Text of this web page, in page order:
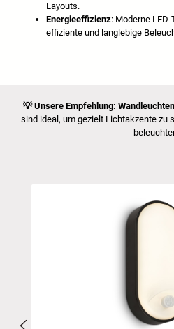
Layouts.
Energieeffizienz: Moderne
effiziente und langlebige
💡 Unsere Empfehlung:
sind ideal, um gezielt Lichtakzente zu